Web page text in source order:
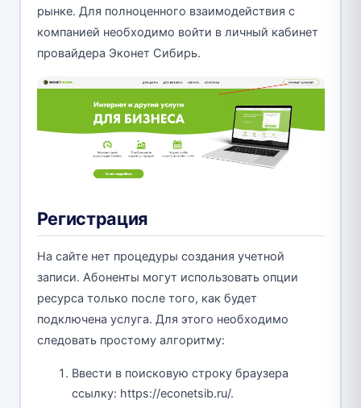
рынке. Для полноценного взаимодействия с
компанией необходимо войти в личный кабинет
провайдера Эконет Сибирь.
Регистрация
На сайте нет процедуры создания учетной
записи. Абоненты могут использовать опции
ресурса только после того, как будет
подключена услуга. Для этого необходимо
следовать простому алгоритму:
Ввести в поисковую строку браузера
ссылку: https://econetsib.ru/.